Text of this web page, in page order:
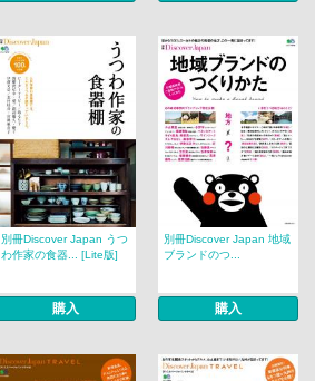
別冊Discover Japan うつ
わ作家の食器... [Lite版]
購入
別冊Discover Japan 地域
ブランドのつ...
購入